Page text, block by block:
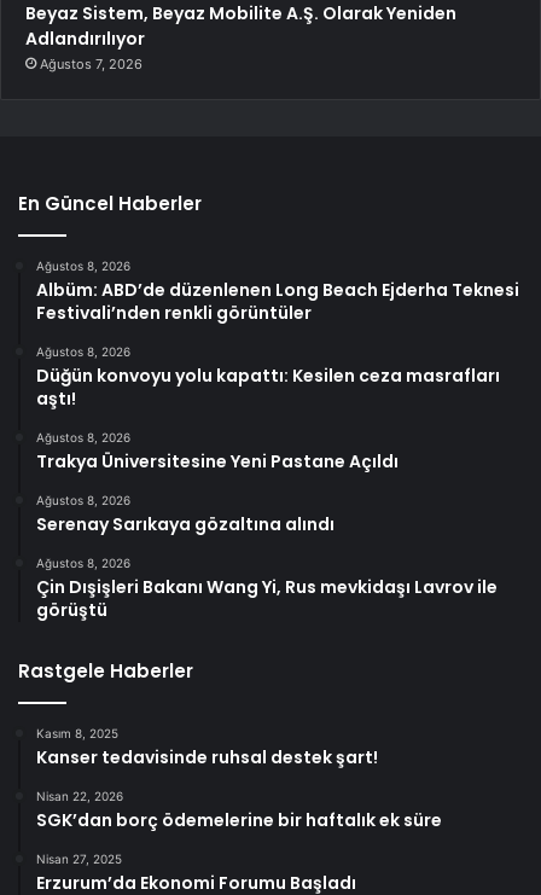
Beyaz Sistem, Beyaz Mobilite A.Ş. Olarak Yeniden
Adlandırılıyor
Ağustos 7, 2026
En Güncel Haberler
Ağustos 8, 2026
Albüm: ABD’de düzenlenen Long Beach Ejderha Teknesi
Festivali’nden renkli görüntüler
Ağustos 8, 2026
Düğün konvoyu yolu kapattı: Kesilen ceza masrafları
aştı!
Ağustos 8, 2026
Trakya Üniversitesine Yeni Pastane Açıldı
Ağustos 8, 2026
Serenay Sarıkaya gözaltına alındı
Ağustos 8, 2026
Çin Dışişleri Bakanı Wang Yi, Rus mevkidaşı Lavrov ile
görüştü
Rastgele Haberler
Kasım 8, 2025
Kanser tedavisinde ruhsal destek şart!
Nisan 22, 2026
SGK’dan borç ödemelerine bir haftalık ek süre
Nisan 27, 2025
Erzurum’da Ekonomi Forumu Başladı